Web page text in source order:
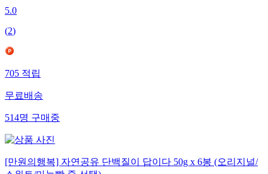
5.0
(2)
705적립
무료배송
514명구매중
[만원의행복] 자연공유 단백질이 답이다 50g x 6봉 (오리지널/